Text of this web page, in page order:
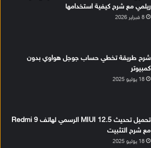
ريلمي مع شرح كيفية استخدامها
8 فبراير 2026
شرح طريقة تخطي حساب جوجل هواوي بدون
كمبيوتر
18 يوليو 2025
تحميل تحديث MIUI 12.5 الرسمي لهاتف Redmi 9
مع شرح التثبيت
18 يوليو 2025